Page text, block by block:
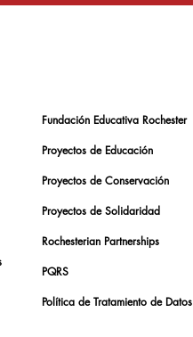
Fundación Educativa Rochester
Proyectos de Educación
Proyectos de Conservación
Proyectos de Solidaridad
Rochesterian Partnerships
PQRS
Política de Tratamiento de Datos